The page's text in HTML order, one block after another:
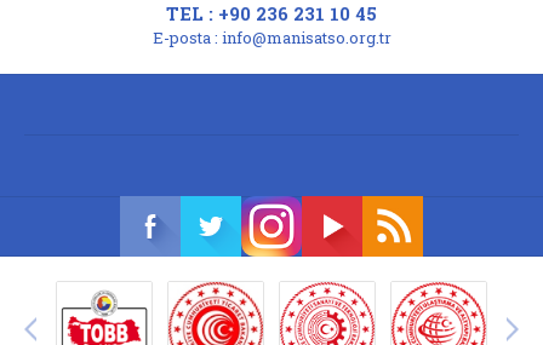
TEL : +90 236 231 10 45
E-posta : info@manisatso.org.tr